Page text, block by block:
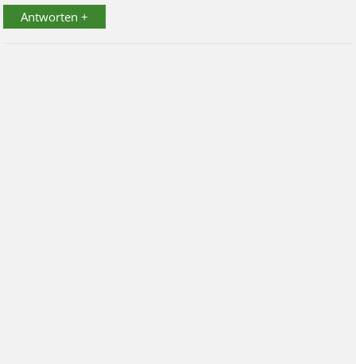
Antworten +